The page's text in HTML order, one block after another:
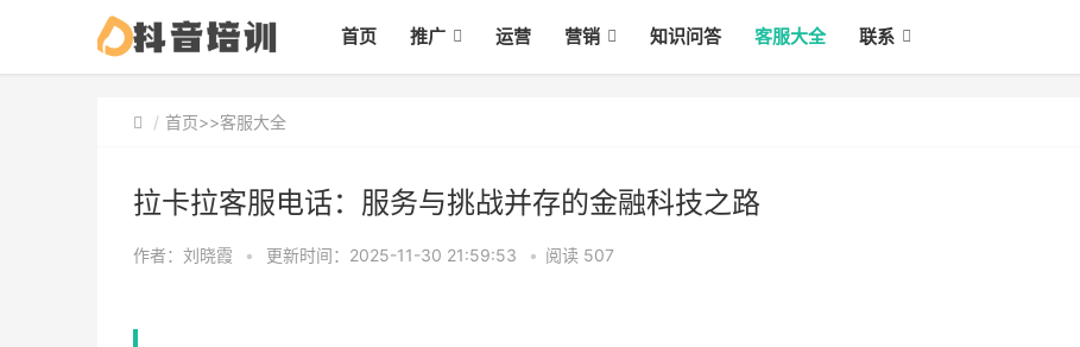
首页 推广 运营 营销 知识问答 客服大全 联系
首页>>客服大全
拉卡拉客服电话：服务与挑战并存的金融科技之路
作者：刘晓霞 • 更新时间：2025-11-30 21:59:53 • 阅读 507